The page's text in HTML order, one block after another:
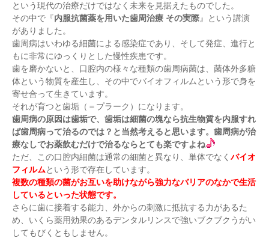
という現代の治療だけではなく未来を見据えたものでした。
その中で『内服抗菌薬を用いた歯周治療 その実際』という講演
がありました。
歯周病はいわゆる細菌による感染症であり、そして発症、進行と
もに非常にゆっくりとした慢性疾患です。
歯を磨かないと、口腔内の様々な種類の歯周病菌は、菌体外多糖
体という物質を産生し、その中でバイオフィルムという形で身を
寄せ合って生きています。
それが育つと歯垢（＝プラーク）になります。
歯周病の原因は歯垢で、歯垢は細菌の塊なら抗生物質を内服すれ
ば歯周病って治るのでは？と当然考えると思います。歯周病が治
療なしでお薬飲むだけで治るならとても楽ですよね
ただ、この口腔内細菌は通常の細菌と異なり、単体でなく バイオ
フィルムという形で存在しています。
複数の種類の菌がお互いを助けながら強力なバリアのなかで生活
しているといった状態です。
さらに歯に接着する能力、外からの刺激に抵抗する力があるた
め、いくら薬用効果のあるデンタルリンスで強いブクブクうがい
してもびくともしません。